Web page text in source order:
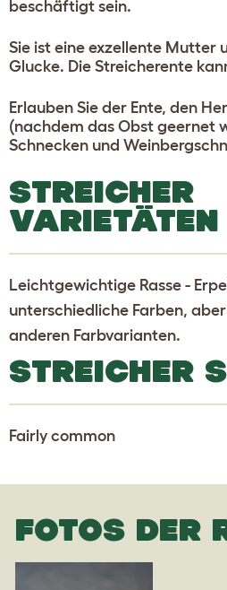
beschäftigt sein.
Sie ist eine exzellente Mutter
Glucke. Die Streicherente
Erlauben Sie der Ente, den
(nachdem das Obst geernet
Schnecken und
STREICHER
VARIETÄTEN
Leichtgewichtige Rasse -
unterschiedliche Farben,
anderen Farbvarianten.
STREICHER
Fairly common
FOTOS DER